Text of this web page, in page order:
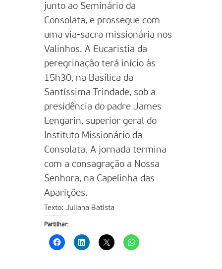
junto ao Seminário da
Consolata, e prossegue com
uma via-sacra missionária nos
Valinhos. A Eucaristia da
peregrinação terá início às
15h30, na Basílica da
Santíssima Trindade, sob a
presidência do padre James
Lengarin, superior geral do
Instituto Missionário da
Consolata. A jornada termina
com a consagração a Nossa
Senhora, na Capelinha das
Aparições.
Texto: Juliana Batista
Partilhar: